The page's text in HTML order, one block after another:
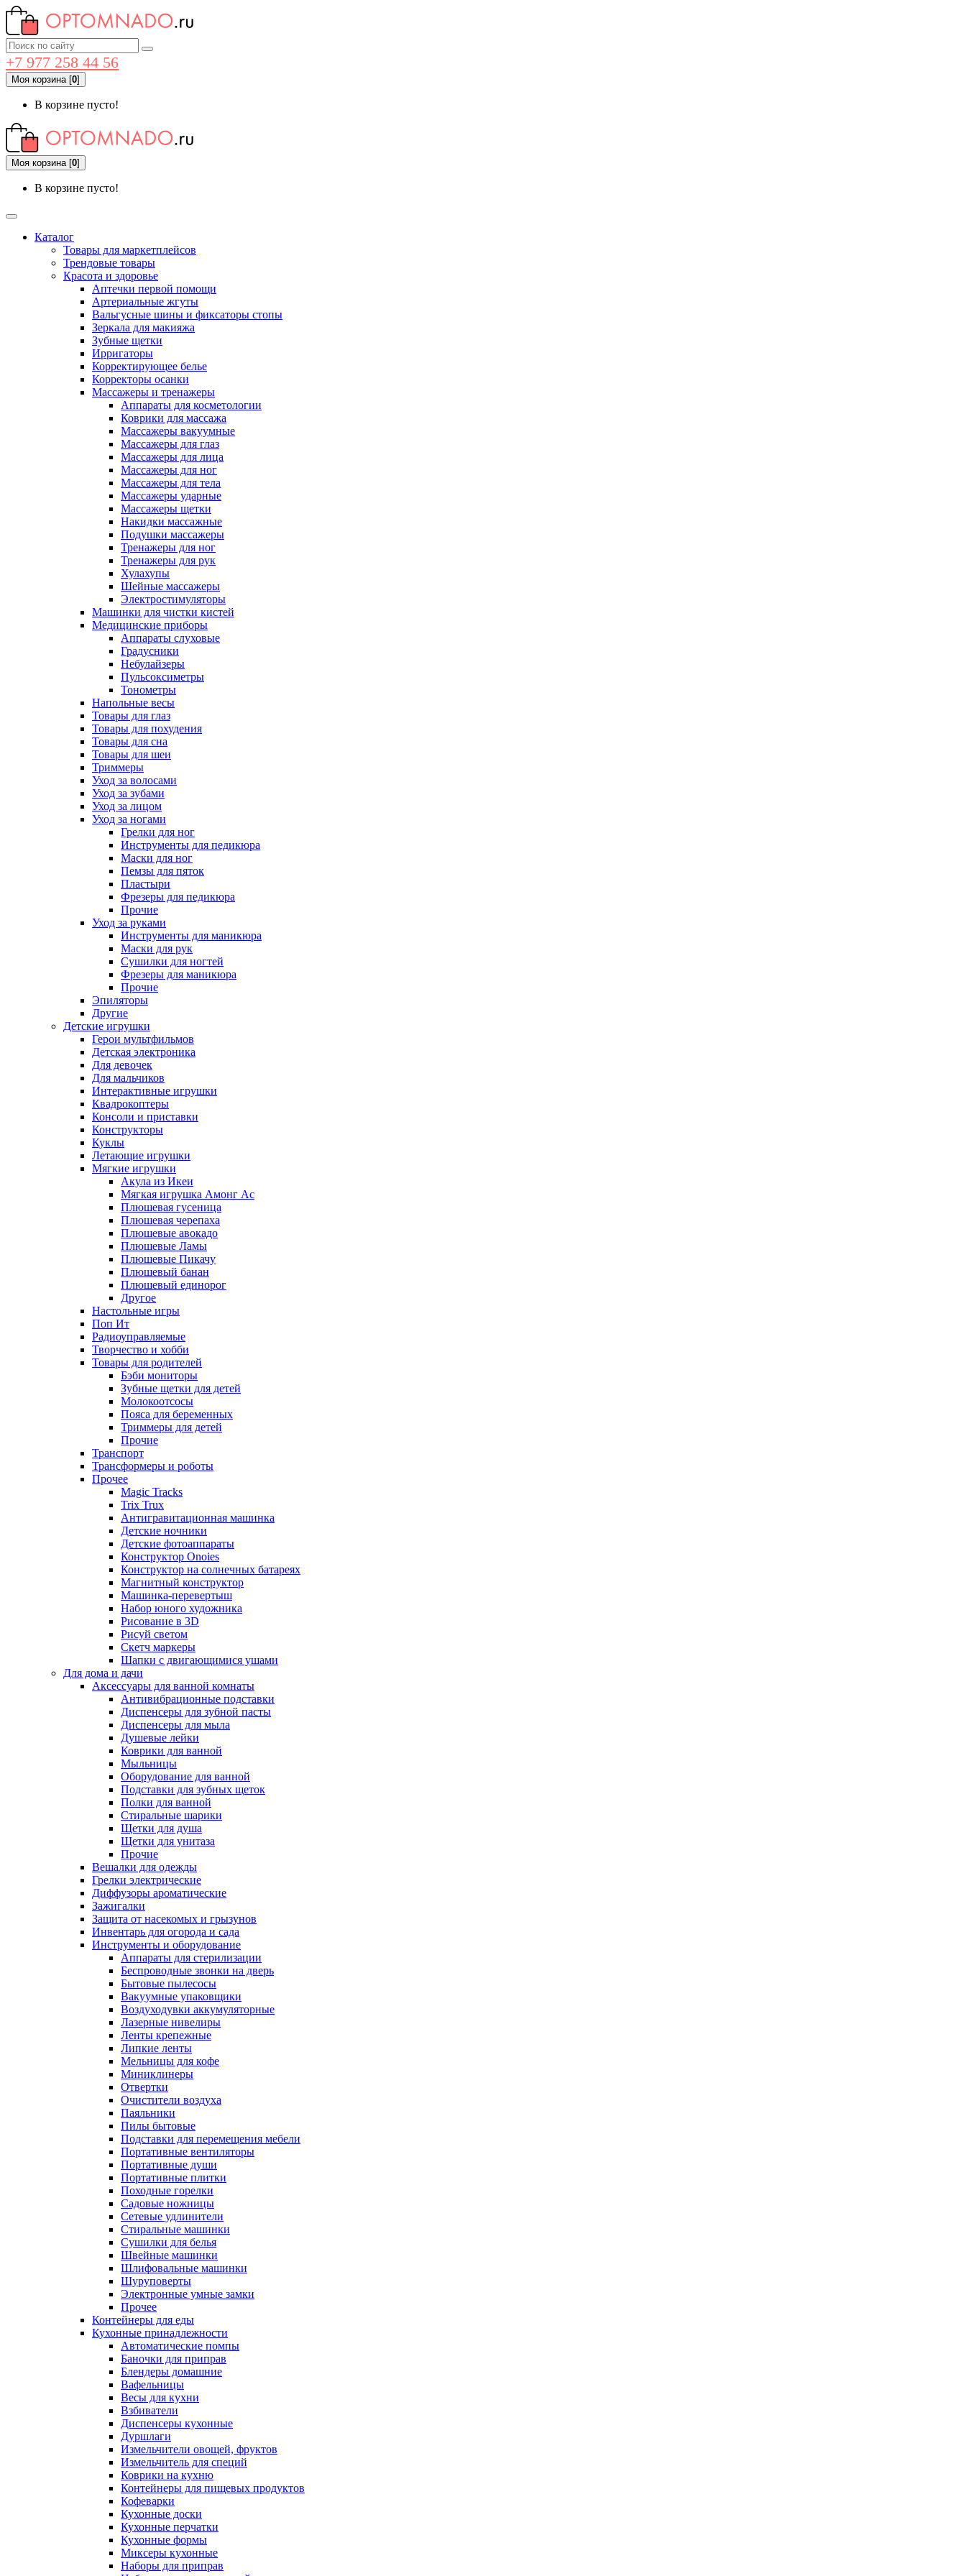
+7 977 258 44 56
Моя корзина[0]
В корзине пусто!
Моя корзина[0]
В корзине пусто!
Каталог
Товары для маркетплейсов
Трендовые товары
Красота и здоровье
Аптечки первой помощи
Артериальные жгуты
Вальгусные шины и фиксаторы стопы
Зеркала для макияжа
Зубные щетки
Ирригаторы
Корректирующее белье
Корректоры осанки
Массажеры и тренажеры
Аппараты для косметологии
Коврики для массажа
Массажеры вакуумные
Массажеры для глаз
Массажеры для лица
Массажеры для ног
Массажеры для тела
Массажеры ударные
Массажеры щетки
Накидки массажные
Подушки массажеры
Тренажеры для ног
Тренажеры для рук
Хулахупы
Шейные массажеры
Электростимуляторы
Машинки для чистки кистей
Медицинские приборы
Аппараты слуховые
Градусники
Небулайзеры
Пульсоксиметры
Тонометры
Напольные весы
Товары для глаз
Товары для похудения
Товары для сна
Товары для шеи
Триммеры
Уход за волосами
Уход за зубами
Уход за лицом
Уход за ногами
Грелки для ног
Инструменты для педикюра
Маски для ног
Пемзы для пяток
Пластыри
Фрезеры для педикюра
Прочие
Уход за руками
Инструменты для маникюра
Маски для рук
Сушилки для ногтей
Фрезеры для маникюра
Прочие
Эпиляторы
Другие
Детские игрушки
Герои мультфильмов
Детская электроника
Для девочек
Для мальчиков
Интерактивные игрушки
Квадрокоптеры
Консоли и приставки
Конструкторы
Куклы
Летающие игрушки
Мягкие игрушки
Акула из Икеи
Мягкая игрушка Амонг Ас
Плюшевая гусеница
Плюшевая черепаха
Плюшевые авокадо
Плюшевые Ламы
Плюшевые Пикачу
Плюшевый банан
Плюшевый единорог
Другое
Настольные игры
Поп Ит
Радиоуправляемые
Творчество и хобби
Товары для родителей
Бэби мониторы
Зубные щетки для детей
Молокоотсосы
Пояса для беременных
Триммеры для детей
Прочие
Транспорт
Трансформеры и роботы
Прочее
Magic Tracks
Trix Trux
Антигравитационная машинка
Детские ночники
Детские фотоаппараты
Конструктор Onoies
Конструктор на солнечных батареях
Магнитный конструктор
Машинка-перевертыш
Набор юного художника
Рисование в 3D
Рисуй светом
Скетч маркеры
Шапки с двигающимися ушами
Для дома и дачи
Аксессуары для ванной комнаты
Антивибрационные подставки
Диспенсеры для зубной пасты
Диспенсеры для мыла
Душевые лейки
Коврики для ванной
Мыльницы
Оборудование для ванной
Подставки для зубных щеток
Полки для ванной
Стиральные шарики
Щетки для душа
Щетки для унитаза
Прочие
Вешалки для одежды
Грелки электрические
Диффузоры ароматические
Зажигалки
Защита от насекомых и грызунов
Инвентарь для огорода и сада
Инструменты и оборудование
Аппараты для стерилизации
Беспроводные звонки на дверь
Бытовые пылесосы
Вакуумные упаковщики
Воздуходувки аккумуляторные
Лазерные нивелиры
Ленты крепежные
Липкие ленты
Мельницы для кофе
Миниклинеры
Отвертки
Очистители воздуха
Паяльники
Пилы бытовые
Подставки для перемещения мебели
Портативные вентиляторы
Портативные души
Портативные плитки
Походные горелки
Садовые ножницы
Сетевые удлинители
Стиральные машинки
Сушилки для белья
Швейные машинки
Шлифовальные машинки
Шуруповерты
Электронные умные замки
Прочее
Контейнеры для еды
Кухонные принадлежности
Автоматические помпы
Баночки для приправ
Блендеры домашние
Вафельницы
Весы для кухни
Взбиватели
Диспенсеры кухонные
Дуршлаги
Измельчители овощей, фруктов
Измельчитель для специй
Коврики на кухню
Контейнеры для пищевых продуктов
Кофеварки
Кухонные доски
Кухонные перчатки
Кухонные формы
Миксеры кухонные
Наборы для приправ